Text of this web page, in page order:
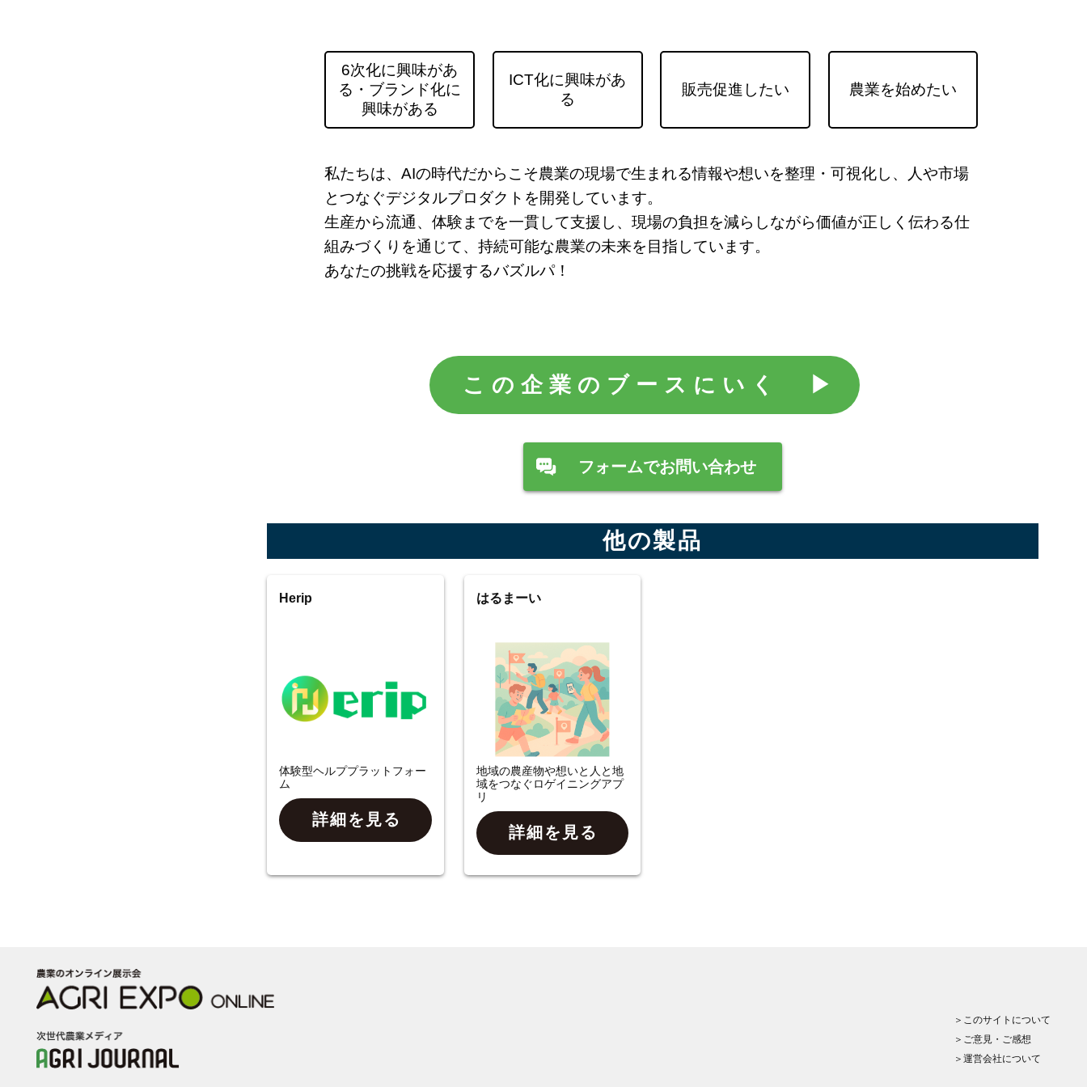
6次化に興味があ
る・ブランド化に
興味がある
ICT化に興味があ
る
販売促進したい 農業を始めたい
私たちは、AIの時代だからこそ農業の現場で生まれる情報や想いを整理・可視化し、人や市場
とつなぐデジタルプロダクトを開発しています。
生産から流通、体験までを一貫して支援し、現場の負担を減らしながら価値が正しく伝わる仕
組みづくりを通じて、持続可能な農業の未来を目指しています。
あなたの挑戦を応援するバズルパ！
この企業のブースにいく ▶︎
フォームでお問い合わせ
他の製品
Herip
体験型ヘルププラットフォー
ム
詳細を見る
はるまーい
地域の農産物や想いと人と地
域をつなぐロゲイニングアプ
リ
詳細を見る
＞このサイトについて
＞ご意見・ご感想
＞運営会社について